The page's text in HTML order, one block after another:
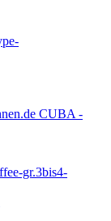
CUBA -